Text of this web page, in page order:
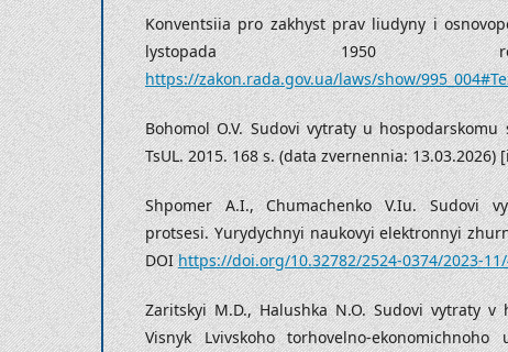
Konventsiia pro zakhyst prav liudyny i
lystopada 1950
https://zakon.rada.gov.ua/laws/show/
Bohomol O.V. Sudovi vytraty u hospodarskomu
TsUL. 2015. 168 s. (data zvernennia: 13.03.2026)
Shpomer A.I., Chumachenko V.Iu. Sudovi
protsesi. Yurydychnyi naukovyi elektronnyi
DOIhttps://doi.org/10.32782/2524-0374/2023-
Zaritskyi M.D., Halushka N.O. Sudovi vytraty v
Visnyk Lvivskoho torhovelno-ekonomichnoho